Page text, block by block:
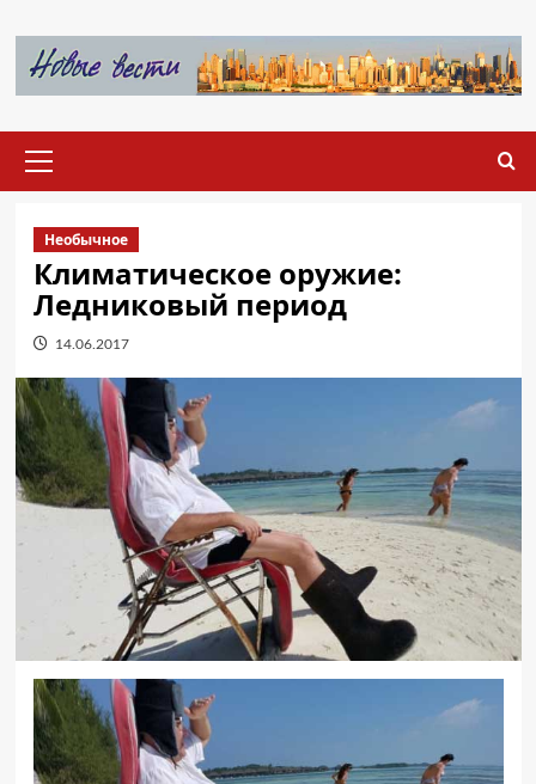
содержимому
меню
Необычное
Климатическое оружие:
Ледниковый период
14.06.2017